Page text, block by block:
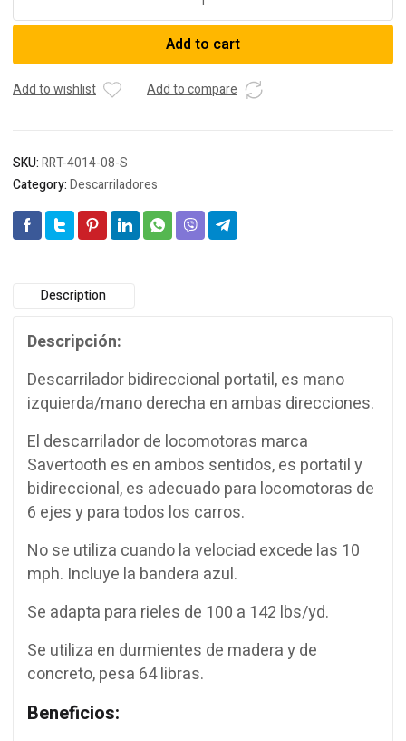
Portátil
Add to cart
Add to wishlist Add to compare
SKU:RRT-4014-08-S
Category:Descarriladores
Description
Descripción:
Descarrilador bidireccional portatil, es mano
izquierda/mano derecha en ambas direcciones.
El descarrilador de locomotoras marca
Savertooth es en ambos sentidos, es portatil y
bidireccional, es adecuado para locomotoras de
6 ejes y para todos los carros.
No se utiliza cuando la velociad excede las 10
mph. Incluye la bandera azul.
Se adapta para rieles de 100 a 142 lbs/yd.
Se utiliza en durmientes de madera y de
concreto, pesa 64 libras.
Beneficios: